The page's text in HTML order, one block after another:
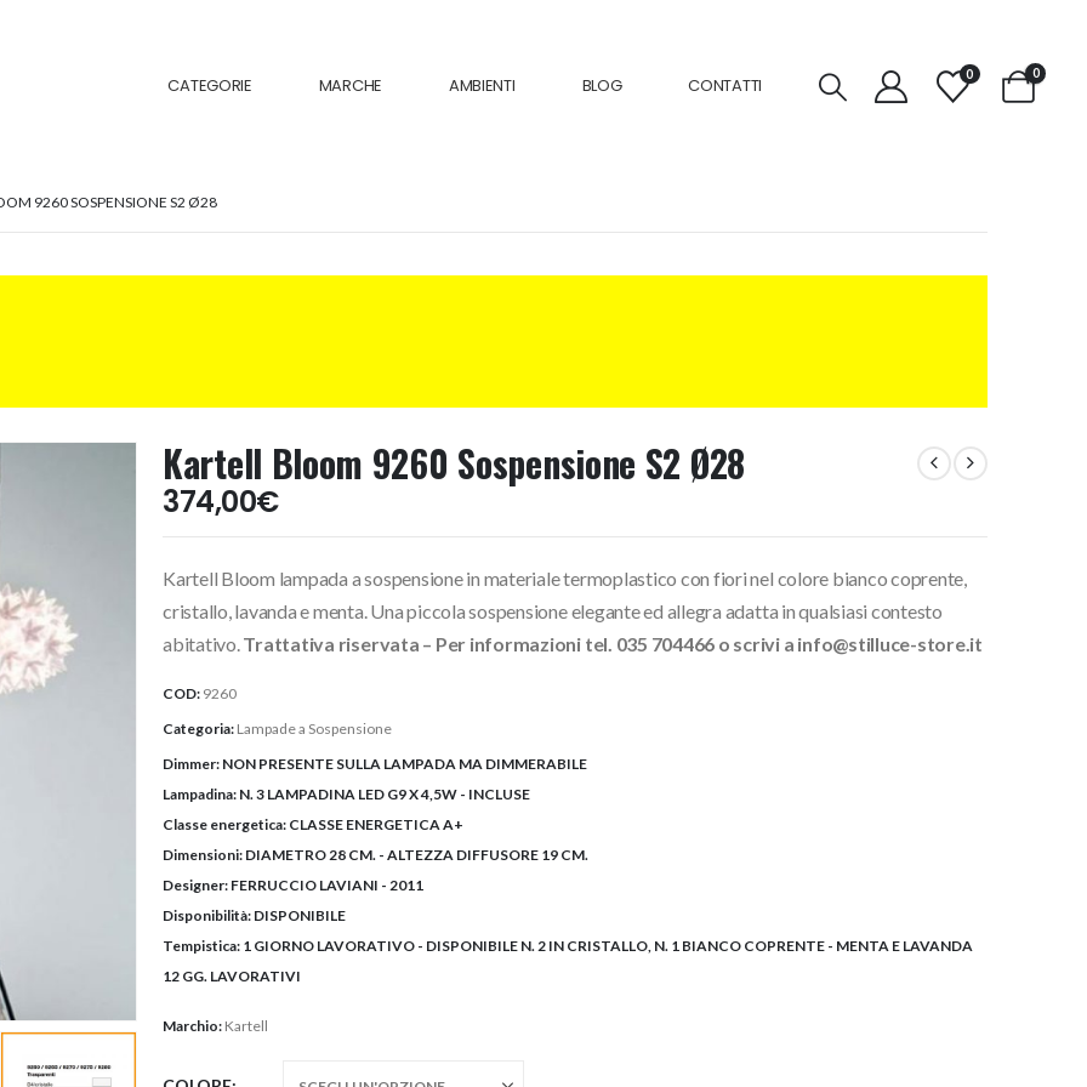
CATEGORIE MARCHE AMBIENTI BLOG CONTATTI
0 0
9260 SOSPENSIONE S2 Ø28
Kartell Bloom 9260 Sospensione S2 Ø28
374,00€
Kartell Bloom lampada a sospensione in materiale termoplastico con fiori nel colore bianco coprente,
cristallo, lavanda e menta. Una piccola sospensione elegante ed allegra adatta in qualsiasi contesto
abitativo.Trattativa riservata – Per informazioni tel. 035 704466 o scrivi a info@stilluce-store.it
COD: 9260
Categoria: Lampade a Sospensione
Dimmer: NON PRESENTE SULLA LAMPADA MA DIMMERABILE
Lampadina: N. 3 LAMPADINA LED G9 X 4,5W - INCLUSE
Classe energetica: CLASSE ENERGETICA A+
Dimensioni: DIAMETRO 28 CM. - ALTEZZA DIFFUSORE 19 CM.
Designer: FERRUCCIO LAVIANI - 2011
Disponibilità: DISPONIBILE
Tempistica: 1 GIORNO LAVORATIVO - DISPONIBILE N. 2 IN CRISTALLO, N. 1 BIANCO COPRENTE - MENTA E LAVANDA
12 GG. LAVORATIVI
Marchio: Kartell